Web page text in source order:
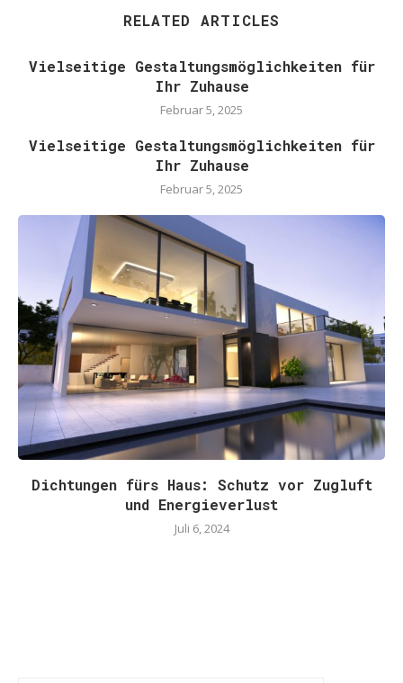
RELATED ARTICLES
Vielseitige Gestaltungsmöglichkeiten für
Ihr Zuhause
Februar 5, 2025
Vielseitige Gestaltungsmöglichkeiten für
Ihr Zuhause
Februar 5, 2025
Dichtungen fürs Haus: Schutz vor Zugluft
und Energieverlust
Juli 6, 2024